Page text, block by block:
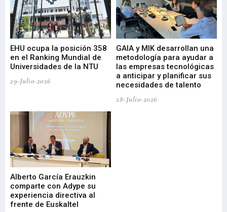
EHU ocupa la posición 358
en el Ranking Mundial de
Universidades de la NTU
29-Julio-2026
GAIA y MIK desarrollan una
metodología para ayudar a
las empresas tecnológicas
a anticipar y planificar sus
necesidades de talento
28-Julio-2026
Alberto García Erauzkin
comparte con Adype su
experiencia directiva al
frente de Euskaltel